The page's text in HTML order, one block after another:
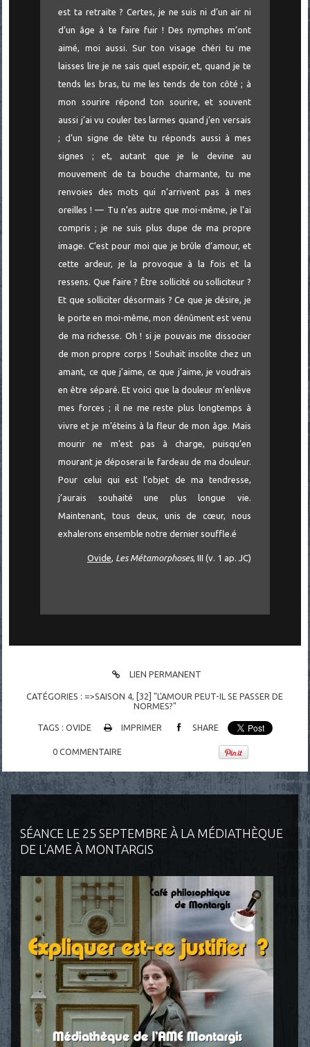
SÉANCE LE 25 SEPTEMBRE À LA MÉDIATHÈQUE
DE L'AME À MONTARGIS
est ta retraite ? Certes, je ne suis ni d’un air ni
d’un âge à te faire fuir ! Des nymphes m’ont
aimé, moi aussi. Sur ton visage chéri tu me
laisses lire je ne sais quel espoir, et, quand je te
tends les bras, tu me les tends de ton côté ; à
mon sourire répond ton sourire, et souvent
aussi j’ai vu couler tes larmes quand j’en versais
; d’un signe de tête tu réponds aussi à mes
signes ; et, autant que je le devine au
mouvement de ta bouche charmante, tu me
renvoies des mots qui n’arrivent pas à mes
oreilles ! — Tu n’es autre que moi-même, je l’ai
compris ; je ne suis plus dupe de ma propre
image. C’est pour moi que je brûle d’amour, et
cette ardeur, je la provoque à la fois et la
ressens. Que faire ? Être sollicité ou solliciteur ?
Et que solliciter désormais ? Ce que je désire, je
le porte en moi-même, mon dénûment est venu
de ma richesse. Oh ! si je pouvais me dissocier
de mon propre corps ! Souhait insolite chez un
amant, ce que j’aime, ce que j’aime, je voudrais
en être séparé. Et voici que la douleur m’enlève
mes forces ; il ne me reste plus longtemps à
vivre et je m’éteins à la fleur de mon âge. Mais
mourir ne m’est pas à charge, puisqu’en
mourant je déposerai le fardeau de ma douleur.
Pour celui qui est l’objet de ma tendresse,
j’aurais souhaité une plus longue vie.
Maintenant, tous deux, unis de cœur, nous
exhalerons ensemble notre dernier souffle.é
Ovide Les Métamorphoses, III (v. 1 ap. JC)
LIEN PERMANENT
CATÉGORIES : =>SAISON 4,
[32] "L'AMOUR PEUT-IL SE PASSER DE
NORMES?"
TAGS : OVIDE IMPRIMER SHARE
0 COMMENTAIRE